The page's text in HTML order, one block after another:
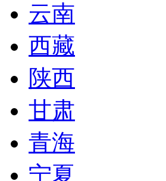
云南
西藏
陕西
甘肃
青海
宁夏